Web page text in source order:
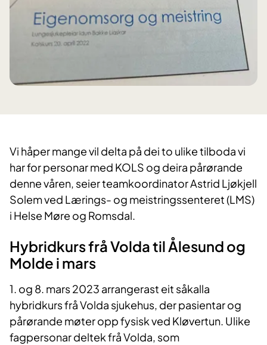
Vi håper mange vil delta på dei to ulike tilboda vi
har for personar med KOLS og deira pårørande
denne våren, seier teamkoordinator Astrid Ljøkjell
Solem ved Lærings- og meistringssenteret (LMS)
i Helse Møre og Romsdal.
Hybridkurs frå Volda til Ålesund og
Molde i mars
1. og 8. mars 2023 arrangerast eit såkalla
hybridkurs frå Volda sjukehus, der pasientar og
pårørande møter opp fysisk ved Kløvertun. Ulike
fagpersonar deltek frå Volda, som